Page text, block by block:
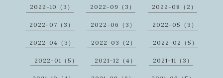
2022-10（3） 2022-09（3） 2022-08（2）
2022-07（3） 2022-06（3） 2022-05（3）
2022-04（3） 2022-03（2） 2022-02（5）
2022-01（5） 2021-12（4） 2021-11（3）